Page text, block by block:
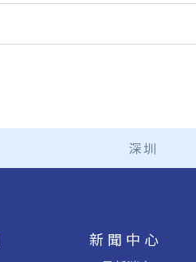
深圳
新聞中心